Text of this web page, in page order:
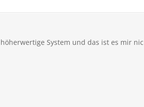
System und das ist es mir